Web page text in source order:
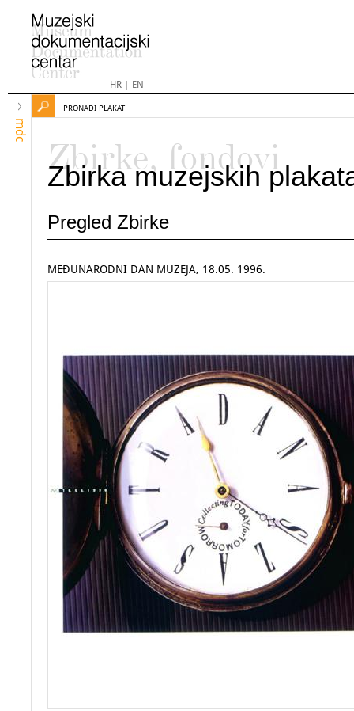
HR| EN
mdc
PRONAĐI PLAKAT
Zbirke, fondovi
Zbirka muzejskih
Pregled Zbirke
MEĐUNARODNI DAN MUZEJA, 18.05. 1996.